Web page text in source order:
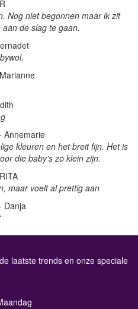
Nog niet begonnen maar ik zit
de slag te gaan.
Annemarie
kleuren en het breit fijn. Het is
die baby's zo klein zijn.
maar voelt al prettig aan
Danja
laatste trends en onze speciale